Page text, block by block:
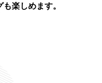
楽しめます。